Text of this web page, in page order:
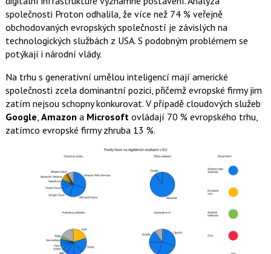
společnosti Proton odhalila, že více než 74 % veřejně
obchodovaných evropských společností je závislých na
technologických službách z USA. S podobným problémem se
potýkají i národní vlády.
Na trhu s generativní umělou inteligencí mají americké
společnosti zcela dominantní pozici, přičemž evropské firmy jim
zatím nejsou schopny konkurovat. V případě cloudových služeb
Google, Amazon a Microsoftovládají 70 % evropského trhu,
zatímco evropské firmy zhruba 13 %.